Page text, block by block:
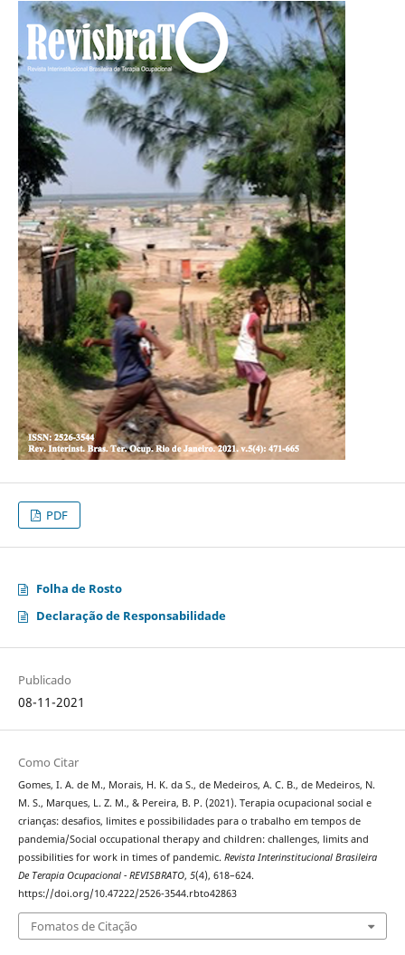
PDF
Folha de Rosto
Declaração de Responsabilidade
Publicado
08-11-2021
Como Citar
Gomes, I. A. de M., Morais, H. K. da S., de Medeiros, A. C. B., de Medeiros, N.
M. S., Marques, L. Z. M., & Pereira, B. P. (2021). Terapia ocupacional social e
crianças: desafios, limites e possibilidades para o trabalho em tempos de
pandemia/Social occupational therapy and children: challenges, limits and
possibilities for work in times of pandemic. Revista Interinstitucional Brasileira
De Terapia Ocupacional - REVISBRATO, 5(4), 618–624.
https://doi.org/10.47222/2526-3544.rbto42863
Fomatos de Citação